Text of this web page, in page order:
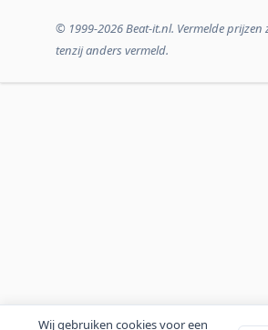
Wij gebruiken cookies voor een
© 1999-2026 Beat-it.nl. Vermelde prijzen
tenzij anders vermeld.